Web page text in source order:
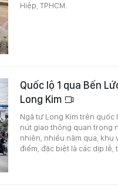
Hiệp, TPHCM.
Quốc lộ 1 qua Bến
Long Kim
Ngã tư Long Kim trên quốc
nút giao thông quan trọng
nhiên, nhiều năm qua, khu
điểm, đặc biệt là các dịp lễ,